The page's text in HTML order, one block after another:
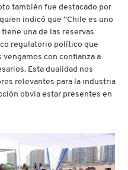
también fue destacado por
indicó que “Chile es uno
una de las reservas
regulatorio político que
con confianza a
Esta dualidad nos
relevantes para la industria
obvia estar presentes en